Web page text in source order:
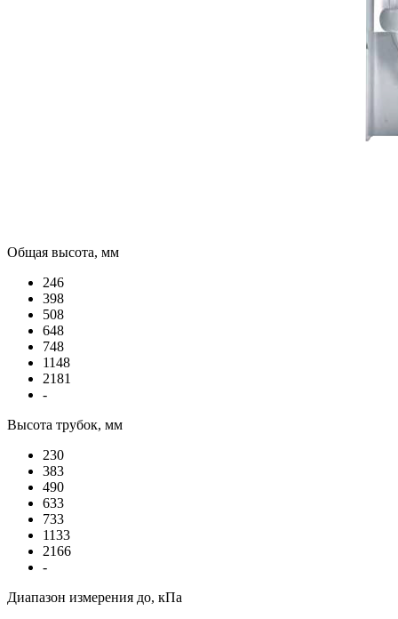
Общая высота, мм
246
398
508
648
748
1148
2181
-
Высота трубок, мм
230
383
490
633
733
1133
2166
-
Диапазон измерения до, кПа